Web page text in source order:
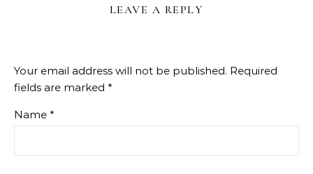
LEAVE A REPLY
Your email address will not be published. Required
fields are marked *
Name *